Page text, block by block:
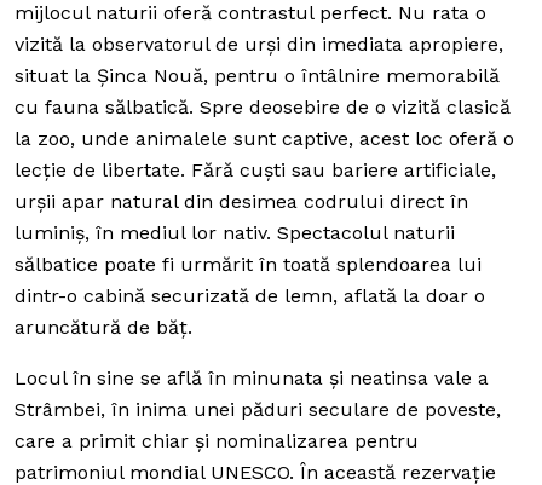
mijlocul naturii oferă contrastul perfect. Nu rata o
vizită la observatorul de urși din imediata apropiere,
situat la Șinca Nouă, pentru o întâlnire memorabilă
cu fauna sălbatică. Spre deosebire de o vizită clasică
la zoo, unde animalele sunt captive, acest loc oferă o
lecție de libertate. Fără cuști sau bariere artificiale,
urșii apar natural din desimea codrului direct în
luminiș, în mediul lor nativ. Spectacolul naturii
sălbatice poate fi urmărit în toată splendoarea lui
dintr-o cabină securizată de lemn, aflată la doar o
aruncătură de băț.
Locul în sine se află în minunata și neatinsa vale a
Strâmbei, în inima unei păduri seculare de poveste,
care a primit chiar și nominalizarea pentru
patrimoniul mondial UNESCO. În această rezervație